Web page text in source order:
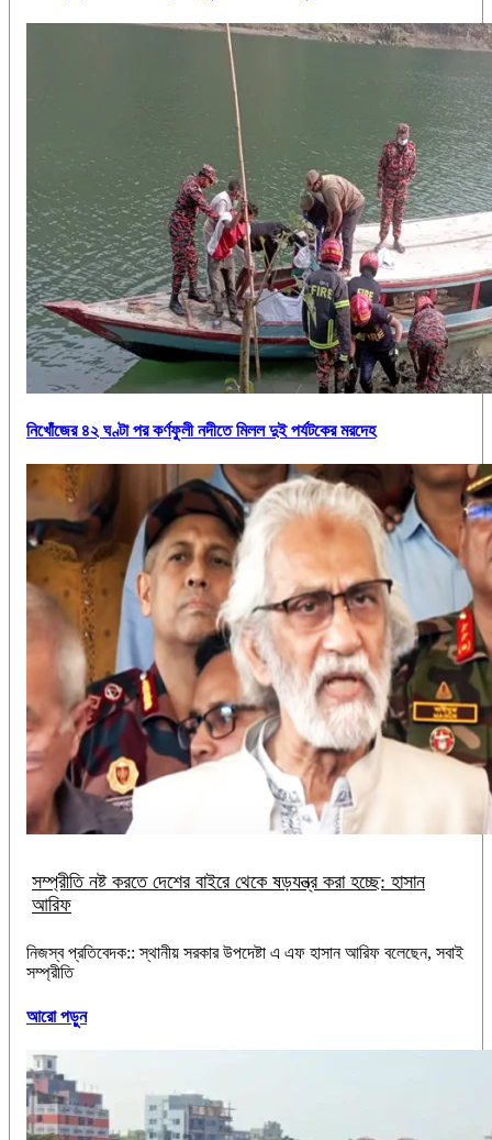
নিখোঁজের ৪২ ঘণ্টা পর কর্ণফুলী নদীতে মিলল দুই পর্যটকের মরদেহ
সম্প্রীতি নষ্ট করতে দেশের বাইরে থেকে ষড়যন্ত্র করা হচ্ছে: হাসান
আরিফ
​​​​​​​নিজস্ব প্রতিবেদক:: স্থানীয় সরকার উপদেষ্টা এ এফ হাসান আরিফ বলেছেন, সবাই
সম্প্রীতি
আরো পড়ুন